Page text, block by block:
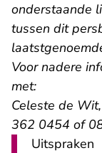
onderstaande
tussen dit
Voor nadere
met:
Celeste de
362 0454 of
Uitspraken